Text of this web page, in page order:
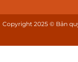
Copyright 2025 © Bản